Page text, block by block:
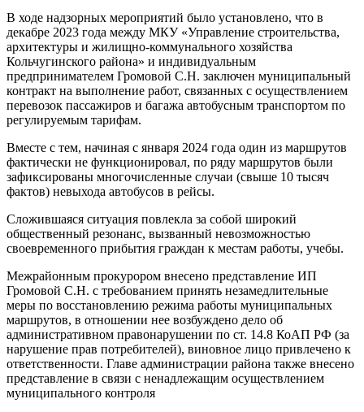
В ходе надзорных мероприятий было установлено, что в
декабре 2023 года между МКУ «Управление строительства,
архитектуры и жилищно-коммунального хозяйства
Кольчугинского района» и индивидуальным
предпринимателем Громовой С.Н. заключен муниципальный
контракт на выполнение работ, связанных с осуществлением
перевозок пассажиров и багажа автобусным транспортом по
регулируемым тарифам.
Вместе с тем, начиная с января 2024 года один из маршрутов
фактически не функционировал, по ряду маршрутов были
зафиксированы многочисленные случаи (свыше 10 тысяч
фактов) невыхода автобусов в рейсы.
Сложившаяся ситуация повлекла за собой широкий
общественный резонанс, вызванный невозможностью
своевременного прибытия граждан к местам работы, учебы.
Межрайонным прокурором внесено представление ИП
Громовой С.Н. с требованием принять незамедлительные
меры по восстановлению режима работы муниципальных
маршрутов, в отношении нее возбуждено дело об
административном правонарушении по ст. 14.8 КоАП РФ (за
нарушение прав потребителей), виновное лицо привлечено к
ответственности. Главе администрации района также внесено
представление в связи с ненадлежащим осуществлением
муниципального контроля